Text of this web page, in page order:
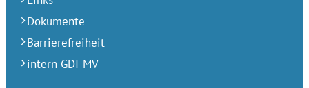
Dokumente
Barrierefreiheit
intern GDI-MV